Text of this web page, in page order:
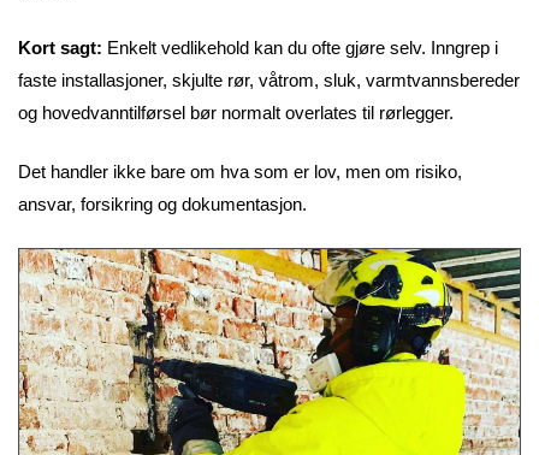
Kort sagt: Enkelt vedlikehold kan du ofte gjøre selv. Inngrep i
faste installasjoner, skjulte rør, våtrom, sluk, varmtvannsbereder
og hovedvanntilførsel bør normalt overlates til rørlegger.
Det handler ikke bare om hva som er lov, men om risiko,
ansvar, forsikring og dokumentasjon.